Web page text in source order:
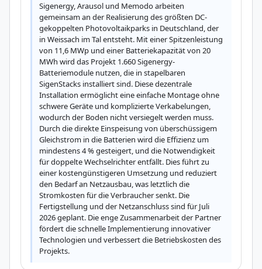
Sigenergy, Arausol und Memodo arbeiten
gemeinsam an der Realisierung des größten DC-
gekoppelten Photovoltaikparks in Deutschland, der
in Weissach im Tal entsteht. Mit einer Spitzenleistung
von 11,6 MWp und einer Batteriekapazität von 20
MWh wird das Projekt 1.660 Sigenergy-
Batteriemodule nutzen, die in stapelbaren
SigenStacks installiert sind. Diese dezentrale
Installation ermöglicht eine einfache Montage ohne
schwere Geräte und komplizierte Verkabelungen,
wodurch der Boden nicht versiegelt werden muss.
Durch die direkte Einspeisung von überschüssigem
Gleichstrom in die Batterien wird die Effizienz um
mindestens 4 % gesteigert, und die Notwendigkeit
für doppelte Wechselrichter entfällt. Dies führt zu
einer kostengünstigeren Umsetzung und reduziert
den Bedarf an Netzausbau, was letztlich die
Stromkosten für die Verbraucher senkt. Die
Fertigstellung und der Netzanschluss sind für Juli
2026 geplant. Die enge Zusammenarbeit der Partner
fördert die schnelle Implementierung innovativer
Technologien und verbessert die Betriebskosten des
Projekts.